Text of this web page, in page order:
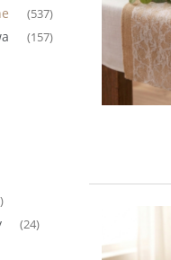
(537)
(157)
(24)